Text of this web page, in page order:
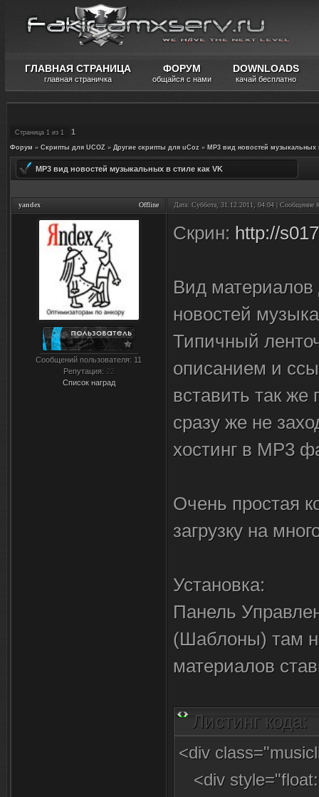
ГЛАВНАЯ СТРАНИЦА
главная страничка
ФОРУМ
общайся с нами
DOWNLOADS
качай бесплатно
Страница 1 из 1 1
Форум » Скрипты для UCOZ » Другие скрипты для uCoz » MP3 вид новостей музыкальных
MP3 вид новостей музыкальных в стиле как VK
yandex Offline Дата: Суббота, 31.12.2011, 04:04 | Сообщение
Сообщений пользователя: 11
Репутация: 22
Список наград
Скрин: http://
Вид
новостей
Типичный
описанием и
вставить так
сразу же не
хостинг в MP3
Очень простая
загрузку на
Установка:
Панель
(Шаблоны) там
материалов
Листинг кода:
<div
<div